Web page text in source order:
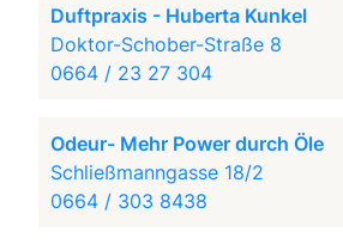
Duftpraxis - Huberta Kunkel
Doktor-Schober-Straße 8
0664 / 23 27 304
Odeur- Mehr Power durch Öle
Schließmanngasse 18/2
0664 / 303 8438